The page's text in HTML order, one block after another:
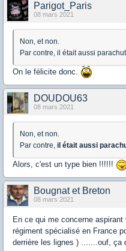
Parigot_Paris
08 mars 2021
Non, et non.
Par contre, il était aussi
On le félicite donc.
DOUDOU63
08 mars 2021
Non, et non.
Par contre, il était aussi
Alors, c'est un type bien !!!!!!
Bougnat et Breton
08 mars 2021
En ce qui me concerne
régiment spécialisé en France
derrière les lignes ) .......ouf, ça